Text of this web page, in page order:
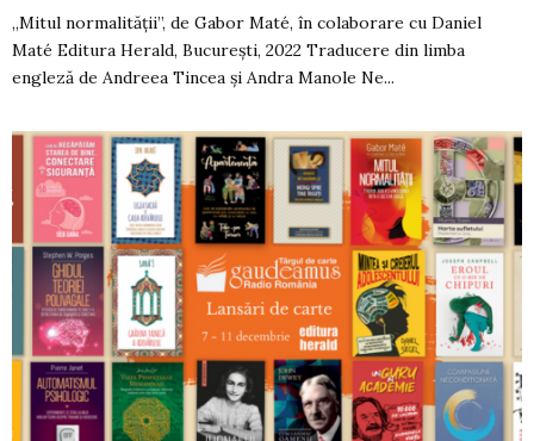
„Mitul normalităţii”, de Gabor Maté, în colaborare cu Daniel
Maté Editura Herald, Bucureşti, 2022 Traducere din limba
engleză de Andreea Tincea şi Andra Manole Ne...